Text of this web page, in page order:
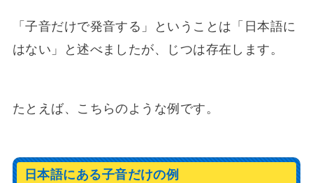
「子音だけで発音する」ということは「日本語に
はない」と述べましたが、じつは存在します。
たとえば、こちらのような例です。
日本語にある子音だけの例